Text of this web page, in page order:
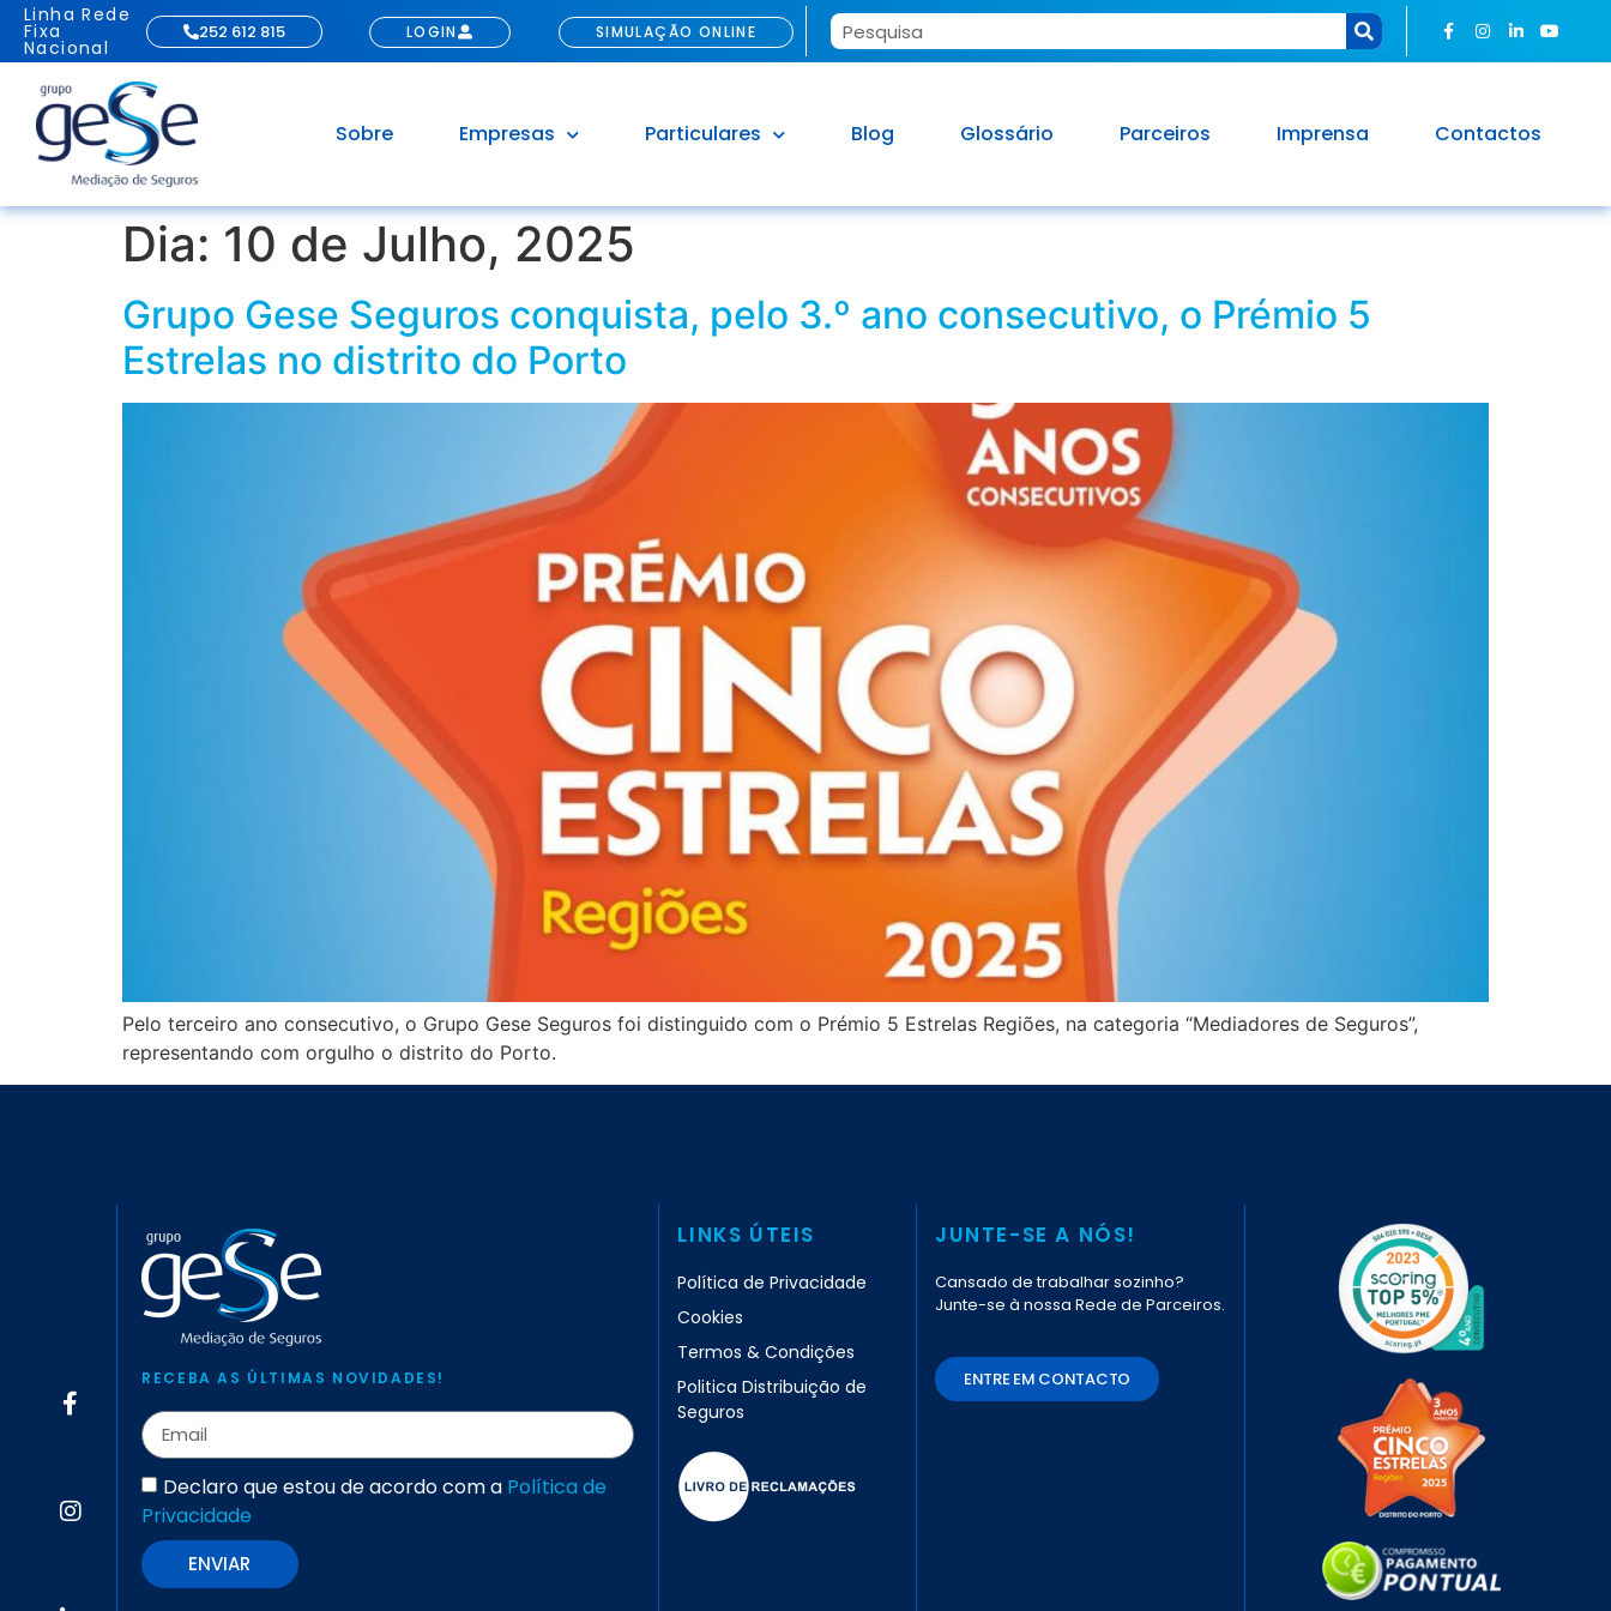
Linha Rede
Fixa
Nacional
252 612 815 LOGIN SIMULAÇÃO ONLINE
Sobre Empresas Particulares Blog Glossário Parceiros Imprensa Contactos
Dia: 10 de Julho, 2025
Grupo Gese Seguros conquista, pelo 3.º ano consecutivo, o Prémio 5
Estrelas no distrito do Porto
Pelo terceiro ano consecutivo, o Grupo Gese Seguros foi distinguido com o Prémio 5 Estrelas Regiões, na categoria “Mediadores de Seguros”,
representando com orgulho o distrito do Porto.
RECEBA AS ÚLTIMAS NOVIDADES!
Declaro que estou de acordo com a Política de
Privacidade
ENVIAR
LINKS ÚTEIS
Política de Privacidade
Cookies
Termos & Condições
Politica Distribuição de
Seguros
JUNTE-SE A NÓS!
Cansado de trabalhar sozinho?
Junte-se à nossa Rede de Parceiros.
ENTRE EM CONTACTO